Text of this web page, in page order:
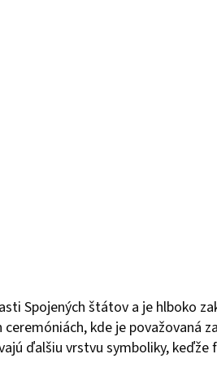
Spojených štátov a je hlboko
kde je považovaná
ďalšiu vrstvu symboliky,